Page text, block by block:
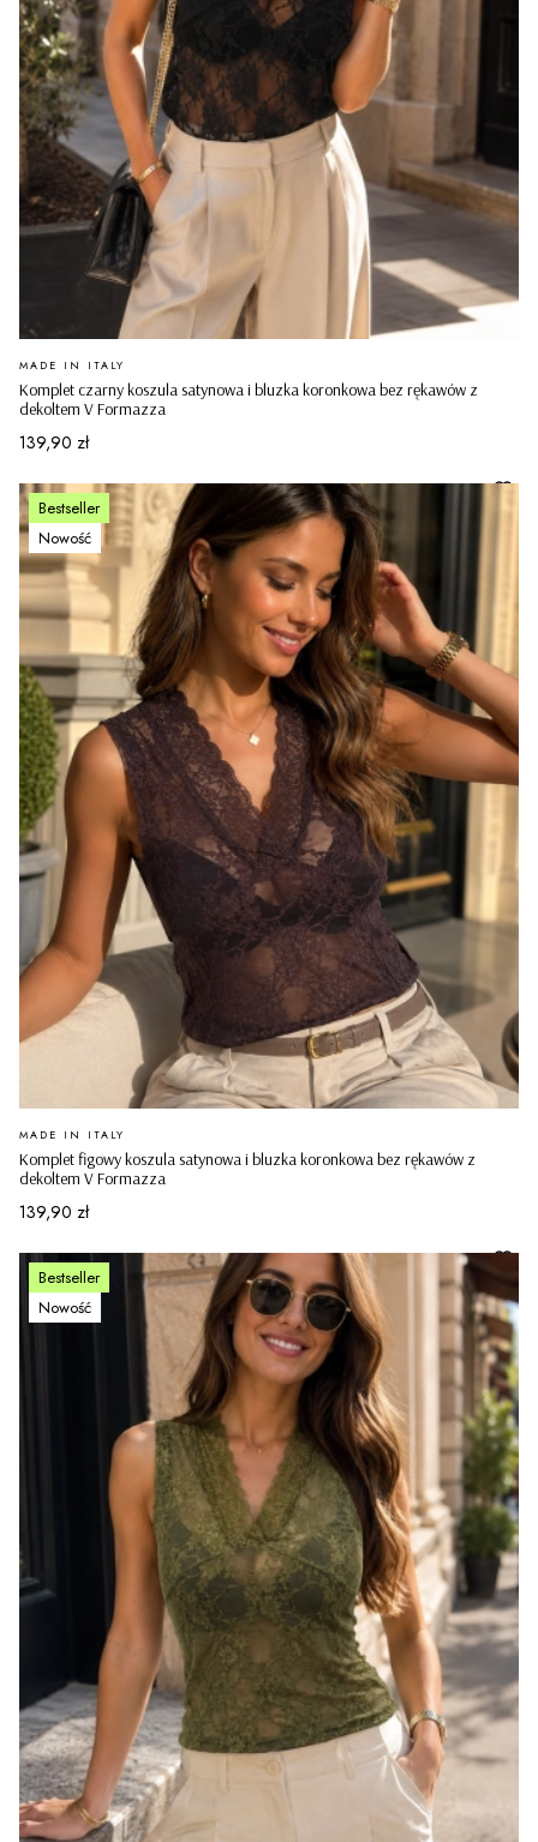
Komplet czarny koszula satynowa i bluzka koronkowa bez rękawów z
dekoltem V Formazza
PRODUCENT
MADE IN ITALY
Cena
139,90 zł
Bestseller
Nowość
Komplet figowy koszula satynowa i bluzka koronkowa bez rękawów z
dekoltem V Formazza
PRODUCENT
MADE IN ITALY
Cena
139,90 zł
Bestseller
Nowość